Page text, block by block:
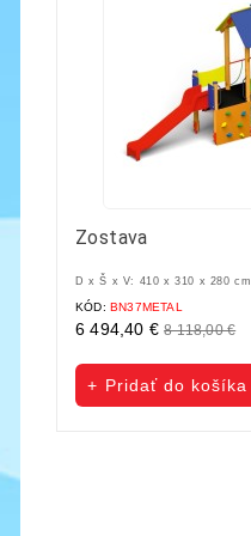
Zostava
D x Š x V: 410 x 310 x 280 cm
KÓD: BN37METAL
6 494,40 € 8 118,00 €
cena
Pridať do košíka